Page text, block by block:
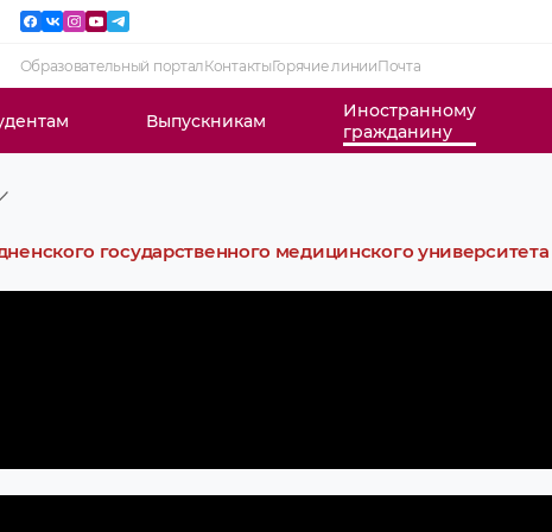
Образовательный порталКонтактыГорячие линииПочта
Выпускникам
Иностранному
гражданину
государственного медицинского университета